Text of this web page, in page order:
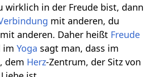
wirklich in der Freude bist, dann
mit anderen, du
anderen. Daher heißt Freude
imYoga sagt man, dass im
, dem Herz-Zentrum, der Sitz von